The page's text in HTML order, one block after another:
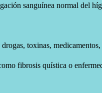
sanguínea normal del
toxinas, medicamentos,
fibrosis quística o